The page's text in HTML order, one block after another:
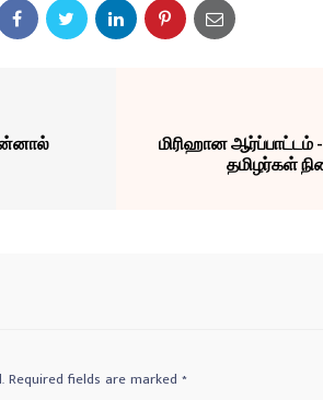
மிரிஹான ஆர்ப்பாட்டம்
தமிழர்கள்
Required fields are marked *